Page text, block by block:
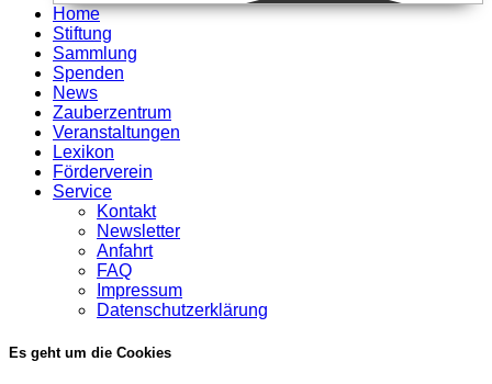
Home
Stiftung
Sammlung
Spenden
News
Zauberzentrum
Veranstaltungen
Lexikon
Förderverein
Service
Kontakt
Newsletter
Anfahrt
FAQ
Impressum
Datenschutzerklärung
Es geht um die Cookies